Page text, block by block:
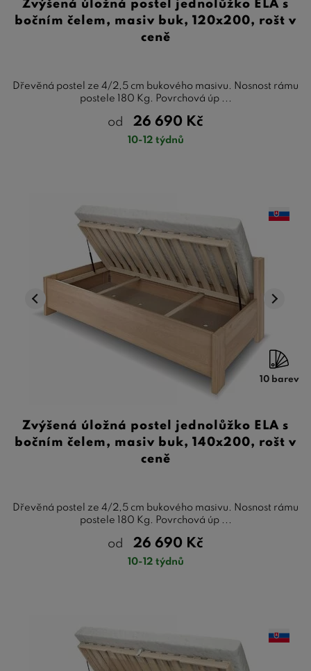
Zvýšená úložná postel jednolůžko ELA s
bočním čelem, masiv buk, 120x200, rošt v
ceně
Dřevěná postel ze 4/2,5 cm bukového masivu. Nosnost rámu
postele 180 Kg. Povrchová úp ...
od 26 690 Kč
10-12 týdnů
10 barev
Zvýšená úložná postel jednolůžko ELA s
bočním čelem, masiv buk, 140x200, rošt v
ceně
Dřevěná postel ze 4/2,5 cm bukového masivu. Nosnost rámu
postele 180 Kg. Povrchová úp ...
od 26 690 Kč
10-12 týdnů